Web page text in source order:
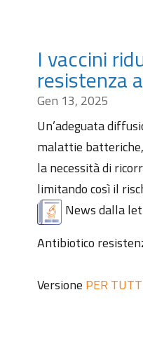
I vaccini
resistenza
Gen 13, 2025
Un’adeguata
malattie
la necessità di
limitando così il
News dalla
Antibiotico
Versione PER